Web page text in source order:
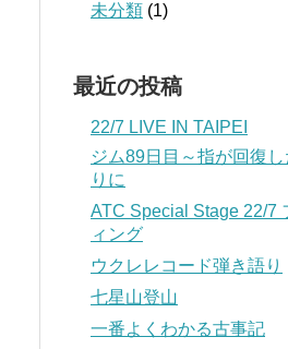
未分類 (1)
最近の投稿
22/7 LIVE IN TAIPEI
ジム89日目～指が回復
りに
ATC Special Stage 22/7
ィング
ウクレレコード弾き語り
七星山登山
一番よくわかる古事記